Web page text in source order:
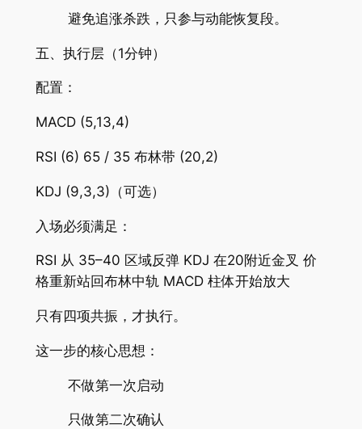
避免追涨杀跌，只参与动能恢复段。
五、执行层（1分钟）
配置：
MACD (5,13,4)
RSI (6) 65 / 35 布林带 (20,2)
KDJ (9,3,3)（可选）
入场必须满足：
RSI 从 35–40 区域反弹 KDJ 在20附近金叉 价
格重新站回布林中轨 MACD 柱体开始放大
只有四项共振，才执行。
这一步的核心思想：
不做第一次启动
只做第二次确认